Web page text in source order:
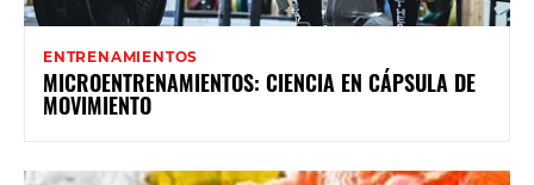
ENTRENAMIENTOS
MICROENTRENAMIENTOS: CIENCIA EN CÁPSULA DE
MOVIMIENTO